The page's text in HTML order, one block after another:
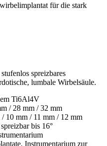
für die stark
spreizbares
lumbale Wirbelsäule.
Ti6Al4V
/ 28 mm / 32 mm
10 mm / 11 mm / 12 mm
bis 16°
Instrumentarium zur